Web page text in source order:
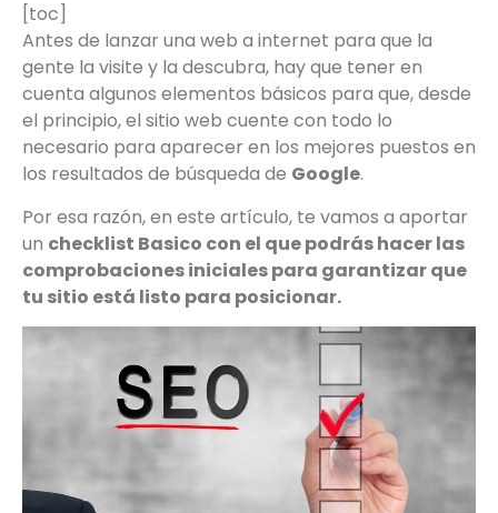
[toc]
Antes de lanzar una web a internet para que la
gente la visite y la descubra, hay que tener en
cuenta algunos elementos básicos para que, desde
el principio, el sitio web cuente con todo lo
necesario para aparecer en los mejores puestos en
los resultados de búsqueda de Google.
Por esa razón, en este artículo, te vamos a aportar
un checklist Basico con el que podrás hacer las
comprobaciones iniciales para garantizar que
tu sitio está listo para posicionar.